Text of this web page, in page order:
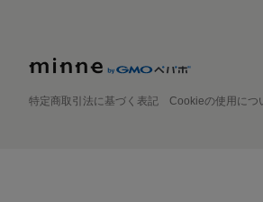
特定商取引法に基づく表記 Cookieの使用につ